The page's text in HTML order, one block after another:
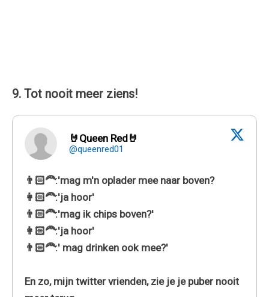
9. Tot nooit meer ziens!
🤘Queen Red🤘
@queenred01
👨🏻‍🦰:'mag m'n oplader mee naar boven?
👩🏻‍🦰:'ja hoor'
👨🏻‍🦰:'mag ik chips boven?'
👩🏻‍🦰:'ja hoor'
👨🏻‍🦰:' mag drinken ook mee?'
En zo, mijn twitter vrienden, zie je je puber nooit